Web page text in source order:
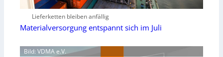
Lieferketten bleiben anfällig
Materialversorgung entspannt sich im Juli
Bild: VDMA e.V.